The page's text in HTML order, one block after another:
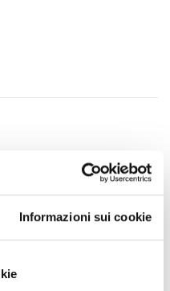
Informazioni sui cookie